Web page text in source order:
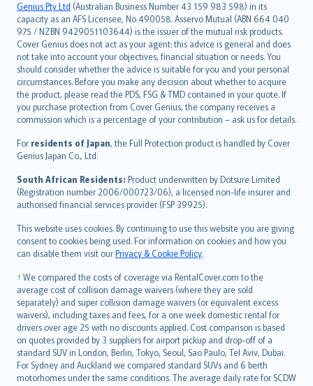
Genius Pty Ltd (Australian Business Number 43 159 983 598) in its
capacity as an AFS Licensee, No 490058. Asservo Mutual (ABN 664 040
975 / NZBN 9429051103644) is the issuer of the mutual risk products.
Cover Genius does not act as your agent: this advice is general and does
not take into account your objectives, financial situation or needs. You
should consider whether the advice is suitable for you and your personal
circumstances. Before you make any decision about whether to acquire
the product, please read the PDS, FSG & TMD contained in your quote. If
you purchase protection from Cover Genius, the company receives a
commission which is a percentage of your contribution – ask us for details.
For residents of Japan, the Full Protection product is handled by Cover
Genius Japan Co., Ltd.
South African Residents: Product underwritten by Dotsure Limited
(Registration number 2006/000723/06), a licensed non-life insurer and
authorised financial services provider (FSP 39925).
This website uses cookies. By continuing to use this website you are giving
consent to cookies being used. For information on cookies and how you
can disable them visit ourPrivacy & Cookie Policy.
† We compared the costs of coverage via RentalCover.com to the
average cost of collision damage waivers (where they are sold
separately) and super collision damage waivers (or equivalent excess
waivers), including taxes and fees, for a one week domestic rental for
drivers over age 25 with no discounts applied. Cost comparison is based
on quotes provided by 3 suppliers for airport pickup and drop-off of a
standard SUV in London, Berlin, Tokyo, Seoul, Sao Paulo, Tel Aviv, Dubai.
For Sydney and Auckland we compared standard SUVs and 6 berth
motorhomes under the same conditions. The average daily rate for SCDW
Русский
ภาษาไทย
български
català
Hrvatski
eesti
Ελληνικά
Magyar
Íslenska
Bahasa Indonesia
latviešu
Lietuviškai
Bahasa Melayu
Română
српски
Slovensky
Slovenščina
Українська
Tiếng Việt